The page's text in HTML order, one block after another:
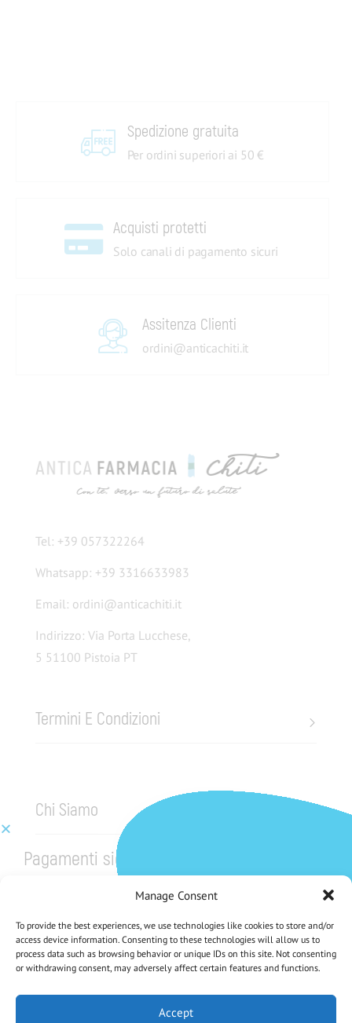
Manage Consent
To provide the best experiences, we use technologies like cookies to store and/or
access device information. Consenting to these technologies will allow us to
process data such as browsing behavior or unique IDs on this site. Not consenting
or withdrawing consent, may adversely affect certain features and functions.
Accept
Spedizione gratuita
Per ordini superiori ai 50 €
Acquisti protetti
Solo canali di pagamento sicuri
Assitenza Clienti
ordini@anticachiti.it
Tel: +39 057322264
Whatsapp: +39 3316633983
Email: ordini@anticachiti.it
Indirizzo: Via Porta Lucchese,
5 51100 Pistoia PT
Termini E Condizioni
Chi Siamo
Pagamenti sicuri
CHE NE DICI DI UNO SCONTO DEL 5%?
Iscriviti Alla Nostra Newsletter